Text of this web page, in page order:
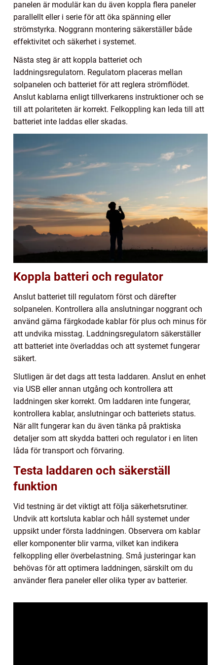
panelen är modulär kan du även koppla flera paneler
parallellt eller i serie för att öka spänning eller
strömstyrka. Noggrann montering säkerställer både
effektivitet och säkerhet i systemet.
Nästa steg är att koppla batteriet och
laddningsregulatorn. Regulatorn placeras mellan
solpanelen och batteriet för att reglera strömflödet.
Anslut kablarna enligt tillverkarens instruktioner och se
till att polariteten är korrekt. Felkoppling kan leda till att
batteriet inte laddas eller skadas.
Koppla batteri och regulator
Anslut batteriet till regulatorn först och därefter
solpanelen. Kontrollera alla anslutningar noggrant och
använd gärna färgkodade kablar för plus och minus för
att undvika misstag. Laddningsregulatorn säkerställer
att batteriet inte överladdas och att systemet fungerar
säkert.
Slutligen är det dags att testa laddaren. Anslut en enhet
via USB eller annan utgång och kontrollera att
laddningen sker korrekt. Om laddaren inte fungerar,
kontrollera kablar, anslutningar och batteriets status.
När allt fungerar kan du även tänka på praktiska
detaljer som att skydda batteri och regulator i en liten
låda för transport och förvaring.
Testa laddaren och säkerställ
funktion
Vid testning är det viktigt att följa säkerhetsrutiner.
Undvik att kortsluta kablar och håll systemet under
uppsikt under första laddningen. Observera om kablar
eller komponenter blir varma, vilket kan indikera
felkoppling eller överbelastning. Små justeringar kan
behövas för att optimera laddningen, särskilt om du
använder flera paneler eller olika typer av batterier.